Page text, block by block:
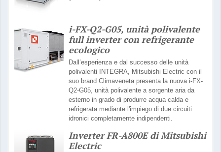
i-FX-Q2-G05, unità polivalente
full inverter con refrigerante
ecologico
Dall’esperienza e dal successo delle unità
polivalenti INTEGRA, Mitsubishi Electric con il
suo brand Climaveneta presenta la nuova i-FX-
Q2-G05, unità polivalente a sorgente aria da
esterno in grado di produrre acqua calda e
refrigerata mediante l'impiego di due circuiti
idronici completamente indipendenti.
Inverter FR-A800E di Mitsubishi
Electric